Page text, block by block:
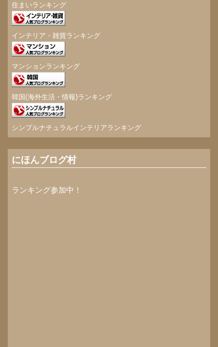
住まいランキング
インテリア・雑貨ランキング
マンションランキング
韓国(海外生活・情報)ランキング
シンプルナチュラルインテリアランキング
にほんブログ村
ランキング参加中！